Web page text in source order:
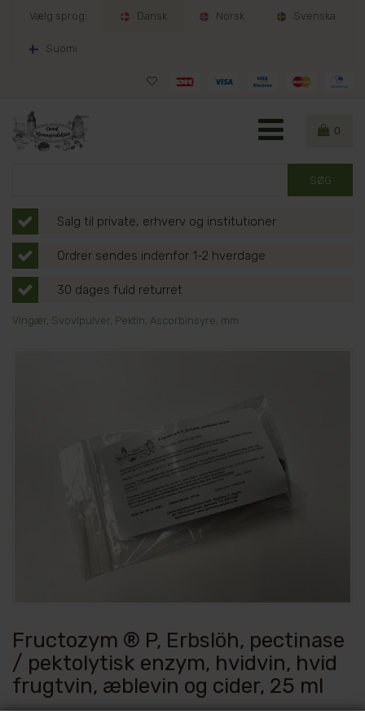
Vælg sprog: Dansk Norsk Svenska
Suomi
0
Salg til private, erhverv og institutioner
Ordrer sendes indenfor 1-2 hverdage
30 dages fuld returret
Vingær, Svovlpulver, Pektin, Ascorbinsyre, mm
Fructozym ® P, Erbslöh, pectinase
/ pektolytisk enzym, hvidvin, hvid
frugtvin, æblevin og cider, 25 ml